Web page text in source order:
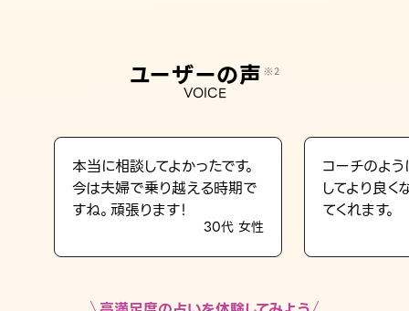
LINE占いを開く
※LINEアプリ内のサービスページへ遷移します
ユーザーの声 ※2
VOICE
本当に相談してよかったです。
今は夫婦で乗り越える時期で
すね。頑張ります！
30代 女性
コーチのよ
してより良
てくれます。